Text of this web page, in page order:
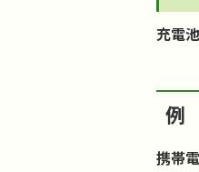
充電
例
携帯